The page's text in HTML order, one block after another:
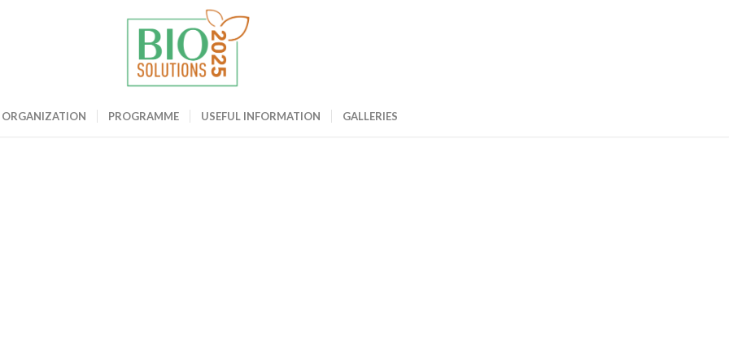
ORGANIZATION PROGRAMME USEFUL INFORMATION GALLERIES